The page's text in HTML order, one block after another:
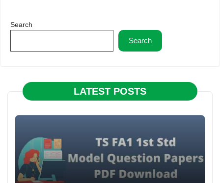
Search
Search
LATEST POSTS